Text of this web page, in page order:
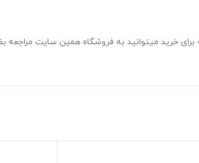
خرید میتوانید به فروشگاه همین سایت مراجعه